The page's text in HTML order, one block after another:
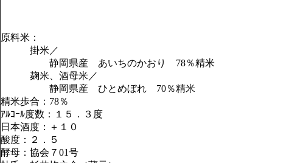
原料米：
掛米／
静岡県産 あいちのかおり 78％精米
麹米、酒母米／
静岡県産 ひとめぼれ 70％精米
精米歩合：78％
ｱﾙｺｰﾙ度数：１５．３度
日本酒度：＋１０
酸度：２．５
酵母：協会７01号